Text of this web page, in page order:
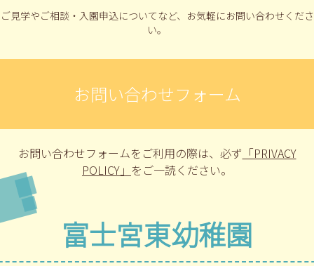
ご見学やご相談・入園申込についてなど、 お気軽にお問い合わせくださ
い。
お問い合わせフォーム
お問い合わせフォームをご利用の際は、 必ず 「PRIVACY
POLICY」 をご一読ください。
富士宮東幼稚園